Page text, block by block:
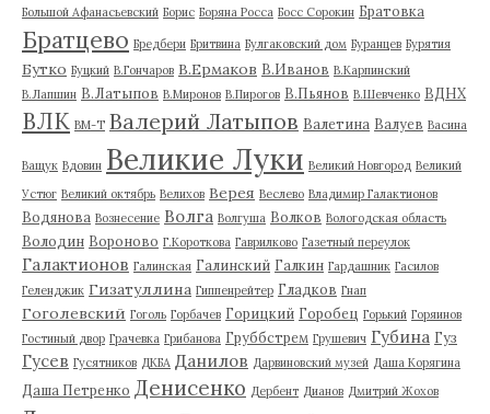
Большой Афанасьевский Борис Боряна Росса Босс Сорокин Братовка
Братцево Бредбери Бритвина Булгаковский дом Буранцев Бурятия
Бутко Буцкий В.Гончаров В.Ермаков В.Иванов В.Карпинский
В.Лапшин В.Латыпов В.Миронов В.Пирогов В.Пьянов В.Шевченко ВДНХ
ВЛК ВМ-Т Валерий Латыпов Валетина Валуев Васина
Ващук Вдовин Великие Луки Великий Новгород Великий
Устюг Великий октябрь Велихов Верея Веслево Владимир Галактионов
Водянова Вознесение Волга Волгуша Волков Вологодская область
Володин Вороново Г.Короткова Гаврилково Газетный переулок
Галактионов Галинская Галинский Галкин Гардашник Гасилов
Геленджик Гизатуллина Гиппенрейтер Гладков Гнап
Гоголевский Гоголь Горбачев Горицкий Горобец Горький Горяинов
Гостиный двор Грачевка Грибанова Груббстрем Грушевич Губина Гуз
Гусев Гусятников ДКБА Данилов Дарвиновский музей Даша Корягина
Даша Петренко Денисенко Дербент Дианов Дмитрий Жохов